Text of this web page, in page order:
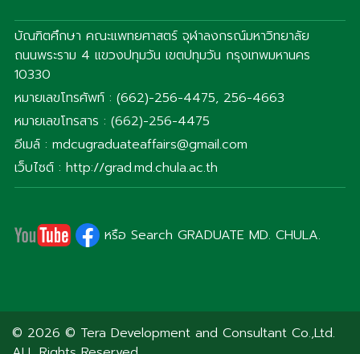
บัณฑิตศึกษา คณะแพทยศาสตร์ จุฬาลงกรณ์มหาวิทยาลัย
ถนนพระราม 4 แขวงปทุมวัน เขตปทุมวัน กรุงเทพมหานคร
10330
หมายเลขโทรศัพท์ : (662)-256-4475, 256-4663
หมายเลขโทรสาร : (662)-256-4475
อีเมล์ : mdcugraduateaffairs@gmail.com
เว็บไซต์ : http://grad.md.chula.ac.th
หรือ Search GRADUATE MD. CHULA.
© 2026 © Tera Development and Consultant Co.,Ltd.